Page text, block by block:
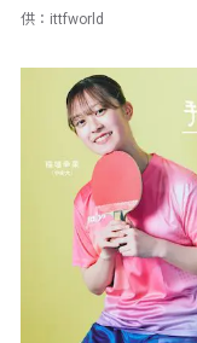
供：ittfworld